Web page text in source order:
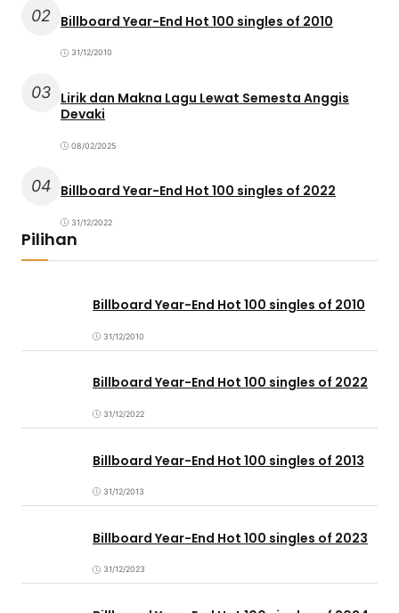
02 Billboard Year-End Hot 100 singles of 2010
31/12/2010
03 Lirik dan Makna Lagu Lewat Semesta Anggis
Devaki
08/02/2025
04 Billboard Year-End Hot 100 singles of 2022
31/12/2022
Pilihan
Billboard Year-End Hot 100 singles of 2010
31/12/2010
Billboard Year-End Hot 100 singles of 2022
31/12/2022
Billboard Year-End Hot 100 singles of 2013
31/12/2013
Billboard Year-End Hot 100 singles of 2023
31/12/2023